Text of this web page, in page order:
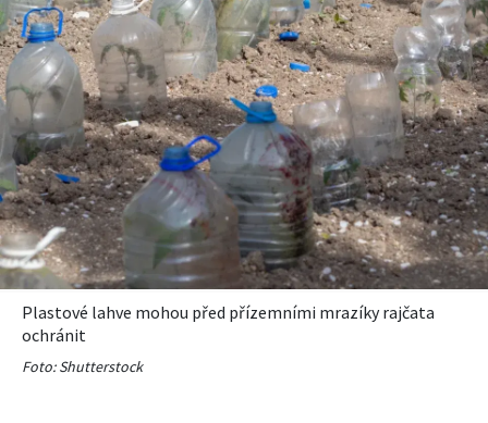
Plastové lahve mohou před přízemními mrazíky rajčata
ochránit
Foto: Shutterstock